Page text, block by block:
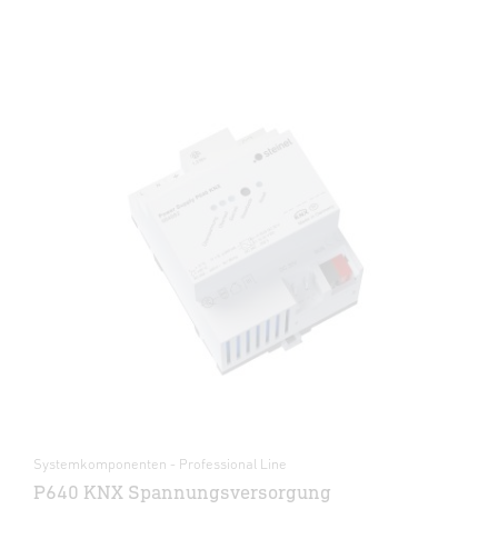
Systemkomponenten - Professional Line
P640 KNX Spannungsversorgung